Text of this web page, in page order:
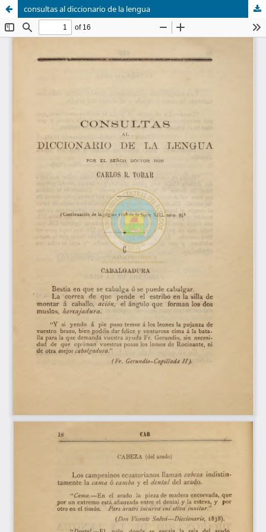
consultas al diccionario de la lengua